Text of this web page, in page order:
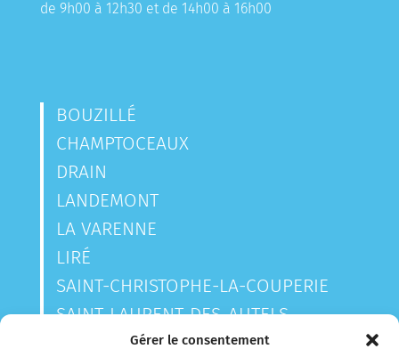
Gérer le consentement
de 9h00 à 12h30 et de 14h00 à 16h00
BOUZILLÉ
CHAMPTOCEAUX
DRAIN
LANDEMONT
LA VARENNE
LIRÉ
SAINT-CHRISTOPHE-LA-COUPERIE
SAINT-LAURENT-DES-AUTELS
SAINT-SAUVEUR-DE-LANDEMONT